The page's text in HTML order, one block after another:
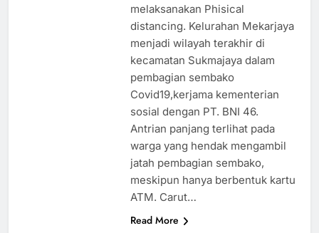
melaksanakan Phisical
distancing. Kelurahan Mekarjaya
menjadi wilayah terakhir di
kecamatan Sukmajaya dalam
pembagian sembako
Covid19,kerjama kementerian
sosial dengan PT. BNI 46.
Antrian panjang terlihat pada
warga yang hendak mengambil
jatah pembagian sembako,
meskipun hanya berbentuk kartu
ATM. Carut…
Read More